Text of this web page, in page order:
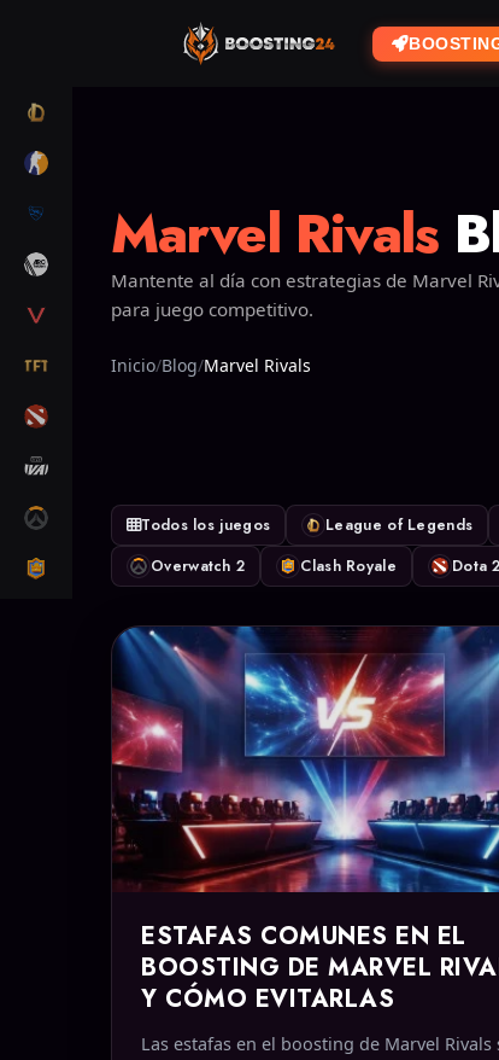
VALORANT
OW2
CLASH ROYALE
Marvel Rivals
Mantente al día con estrategias de Marvel
para juego competitivo.
Inicio Blog Marvel Rivals
Todos los juegos League of Legends
Overwatch 2
Clash Royale Dota 2
ESTAFAS COMUNES EN EL
BOOSTING DE MARVEL
Y CÓMO EVITARLAS
Las estafas en el boosting de Marvel Rivals